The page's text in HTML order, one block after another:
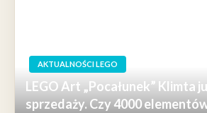
AKTUALNOŚCI LEGO
LEGO Art „Pocałunek” Klimta
sprzedaży. Czy 4000